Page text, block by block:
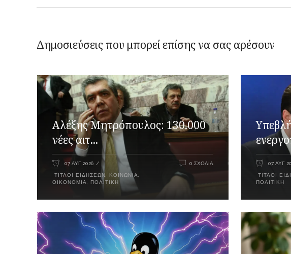
Δημοσιεύσεις που μπορεί επίσης να σας αρέσουν
Αλέξης Μητρόπουλος: 130.000
νέες αιτ...
07 ΑΥΓ 2026
ΤΊΤΛΟΙ ΕΙΔΉΣΕΩΝ ΚΟΙΝΩΝΊΑ
ΟΙΚΟΝΟΜΊΑ
ΠΟΛΙΤΙΚΉ
0 ΣΧΌΛΙΑ 07 ΑΥΓ
ΤΊΤΛΟΙ
ΠΟΛΙΤΙΚΉ